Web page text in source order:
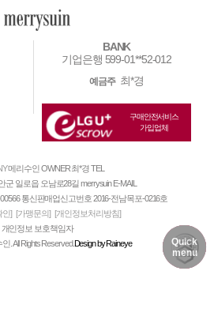
BANK
기업은행 599-01**52-012
예금주최*경
구매안전서비스
가입업체
메리수인OWNER최*경TEL
군 일로읍 오남로28길 merrysuinE-MAIL
통신판매업신고번호2016-전남목포-0216호
인] [가맹문의] [개인정보처리방침]
개인정보 보호책임자
. All Rights Reserved.Design by Raineye NOTICE
MY PAGE
DELIVERY
Quick
menu